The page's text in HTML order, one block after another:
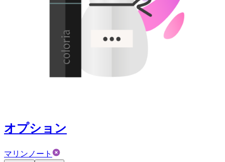
オプション
マリンノート